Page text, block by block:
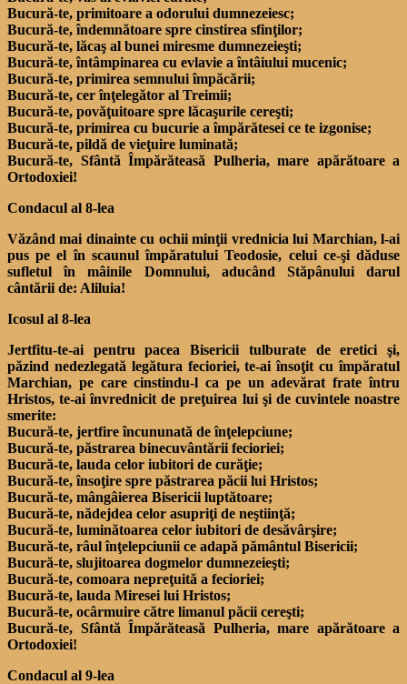
Bucură-te, primitoare a odorului dumnezeiesc;
Bucură-te, îndemnătoare spre cinstirea sfinţilor;
Bucură-te, lăcaş al bunei miresme dumnezeieşti;
Bucură-te, întâmpinarea cu evlavie a întâiului mucenic;
Bucură-te, primirea semnului împăcării;
Bucură-te, cer înţelegător al Treimii;
Bucură-te, povăţuitoare spre lăcaşurile cereşti;
Bucură-te, primirea cu bucurie a împărătesei ce te izgonise;
Bucură-te, pildă de vieţuire luminată;
Bucură-te, Sfântă Împărăteasă Pulheria, mare apărătoare a
Ortodoxiei!
Condacul al 8-lea
Văzând mai dinainte cu ochii minţii vrednicia lui Marchian, l-ai
pus pe el în scaunul împăratului Teodosie, celui ce-şi dăduse
sufletul în mâinile Domnului, aducând Stăpânului darul
cântării de: Aliluia!
Icosul al 8-lea
Jertfitu-te-ai pentru pacea Bisericii tulburate de eretici şi,
păzind nedezlegată legătura fecioriei, te-ai însoţit cu împăratul
Marchian, pe care cinstindu-l ca pe un adevărat frate întru
Hristos, te-ai învrednicit de preţuirea lui şi de cuvintele noastre
smerite:
Bucură-te, jertfire încununată de înţelepciune;
Bucură-te, păstrarea binecuvântării fecioriei;
Bucură-te, lauda celor iubitori de curăţie;
Bucură-te, însoţire spre păstrarea păcii lui Hristos;
Bucură-te, mângâierea Bisericii luptătoare;
Bucură-te, nădejdea celor asupriţi de neştiinţă;
Bucură-te, luminătoarea celor iubitori de desăvârşire;
Bucură-te, râul înţelepciunii ce adapă pământul Bisericii;
Bucură-te, slujitoarea dogmelor dumnezeieşti;
Bucură-te, comoara nepreţuită a fecioriei;
Bucură-te, lauda Miresei lui Hristos;
Bucură-te, ocârmuire către limanul păcii cereşti;
Bucură-te, Sfântă Împărăteasă Pulheria, mare apărătoare a
Ortodoxiei!
Condacul al 9-lea